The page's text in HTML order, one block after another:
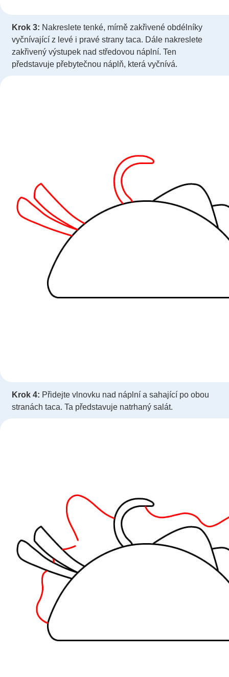
Krok 3: Nakreslete tenké, mírně zakřivené obdélníky
vyčnívající z levé i pravé strany taca. Dále nakreslete
zakřivený výstupek nad středovou náplní. Ten
představuje přebytečnou náplň, která vyčnívá.
Krok 4: Přidejte vlnovku nad náplní a sahající po obou
stranách taca. Ta představuje natrhaný salát.